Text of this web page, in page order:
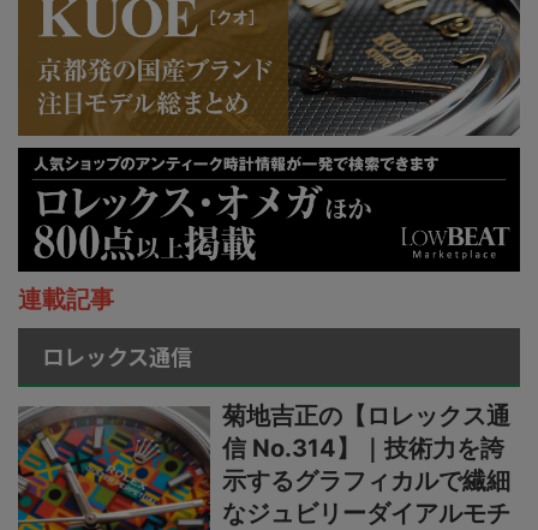
連載記事
ロレックス通信
菊地吉正の【ロレックス通
信 No.314】｜技術力を誇
示するグラフィカルで繊細
なジュビリーダイアルモチ